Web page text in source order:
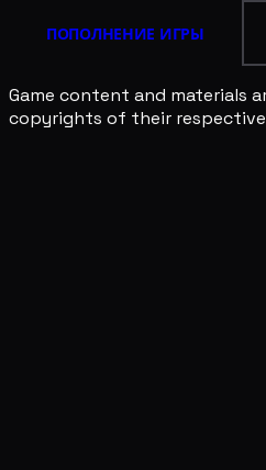
ПОПОЛНЕНИЕ ИГРЫ
Game content and materials
copyrights of their respective